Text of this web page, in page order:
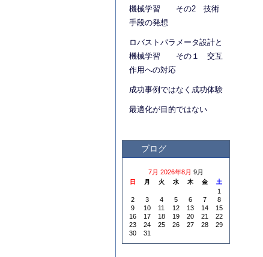
機械学習 その2 技術
手段の発想
ロバストパラメータ設計と
機械学習 その１ 交互
作用への対応
成功事例ではなく成功体験
最適化が目的ではない
ブログ
7月 2026年8月 9月
日 月 火 水 木 金 土
1
2
3 4 5 6 7
8
9
10 11 12 13 14
15
16
17 18 19 20 21
22
23
24 25 26 27 28
29
30
31